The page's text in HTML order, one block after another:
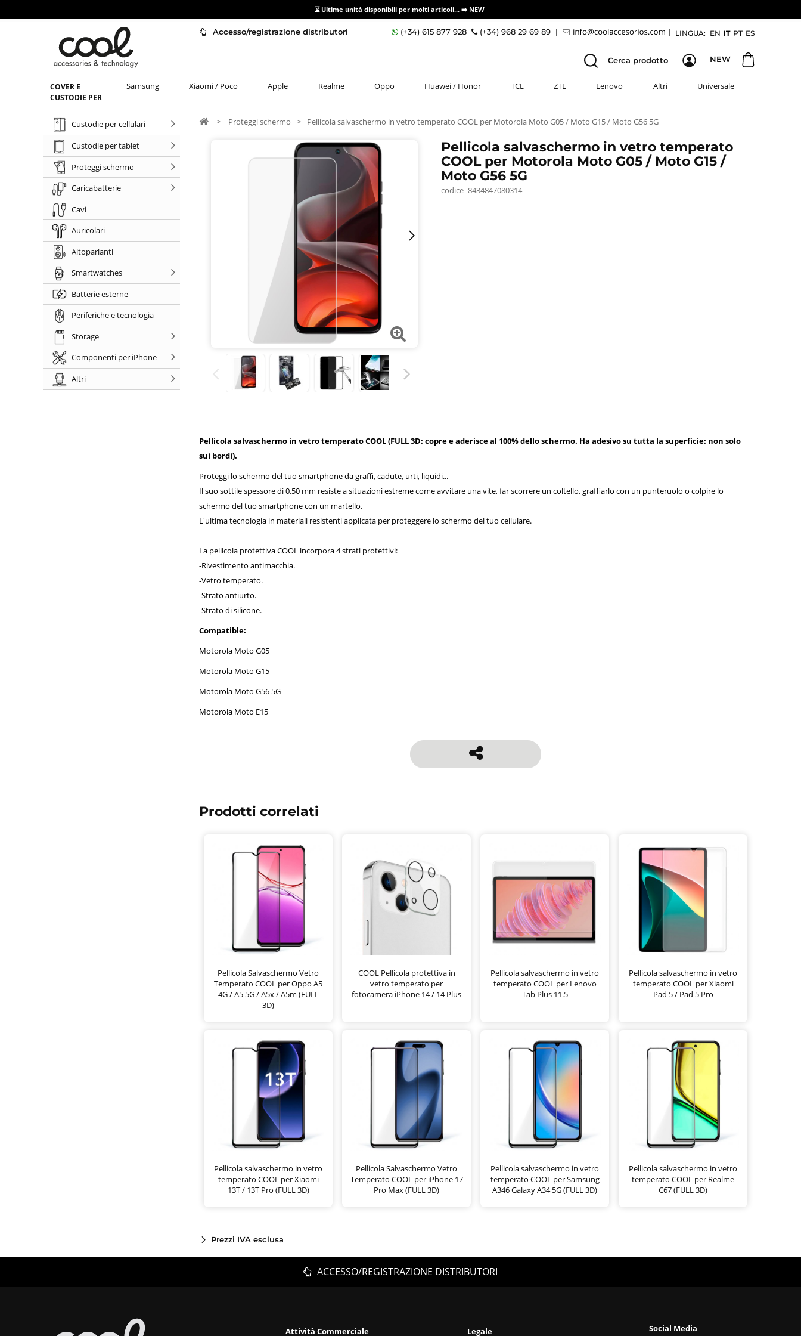
⌛ Ultime unità disponibili per molti articoli... ➡️ NEW
Accesso/registrazione distributori LINGUA: EN IT PT ES
(+34) 615 877 928 (+34) 968 29 69 89 | |
NEW
Cerca prodotto
COVER E
CUSTODIE PER
Samsung Xiaomi / Poco Apple Realme Oppo Huawei / Honor TCL ZTE Lenovo Altri Universale
Custodie per cellulari
Custodie per tablet
Proteggi schermo
Caricabatterie
Cavi
Auricolari
Altoparlanti
Smartwatches
Batterie esterne
Periferiche e tecnologia
Storage
Componenti per iPhone
Altri
> Proteggi schermo > Pellicola salvaschermo in vetro temperato COOL per Motorola Moto G05 / Moto G15 / Moto G56 5G
Pellicola salvaschermo in vetro temperato
COOL per Motorola Moto G05 / Moto G15 /
Moto G56 5G
codice 8434847080314
Pellicola salvaschermo in vetro temperato COOL (FULL 3D: copre e aderisce al 100% dello schermo. Ha adesivo su tutta la superficie: non solo
sui bordi).
Proteggi lo schermo del tuo smartphone da graffi, cadute, urti, liquidi...
Il suo sottile spessore di 0,50 mm resiste a situazioni estreme come avvitare una vite, far scorrere un coltello, graffiarlo con un punteruolo o colpire lo
schermo del tuo smartphone con un martello.
L'ultima tecnologia in materiali resistenti applicata per proteggere lo schermo del tuo cellulare.
La pellicola protettiva COOL incorpora 4 strati protettivi:
-Rivestimento antimacchia.
-Vetro temperato.
-Strato antiurto.
-Strato di silicone.
Compatible:
Motorola Moto G05
Motorola Moto G15
Motorola Moto G56 5G
Motorola Moto E15
Prodotti correlati
Pellicola Salvaschermo Vetro
Temperato COOL per Oppo A5
4G / A5 5G / A5x / A5m (FULL
3D)
COOL Pellicola protettiva in
vetro temperato per
fotocamera iPhone 14 / 14 Plus
Pellicola salvaschermo in vetro
temperato COOL per Lenovo
Tab Plus 11.5
Pellicola salvaschermo in vetro
temperato COOL per Xiaomi
Pad 5 / Pad 5 Pro
Pellicola salvaschermo in vetro
temperato COOL per Xiaomi
13T / 13T Pro (FULL 3D)
Pellicola Salvaschermo Vetro
Temperato COOL per iPhone 17
Pro Max (FULL 3D)
Pellicola salvaschermo in vetro
temperato COOL per Samsung
A346 Galaxy A34 5G (FULL 3D)
Pellicola salvaschermo in vetro
temperato COOL per Realme
C67 (FULL 3D)
Prezzi IVA esclusa
ACCESSO/REGISTRAZIONE DISTRIBUTORI
Attività Commerciale Legale Social Media